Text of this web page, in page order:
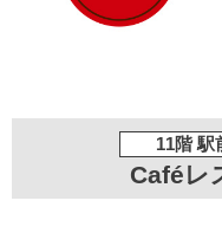
11階 駅
Caféレ